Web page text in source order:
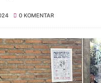
0 KOMENTAR